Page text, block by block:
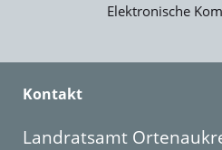
Elektronische
Kontakt
Landratsamt